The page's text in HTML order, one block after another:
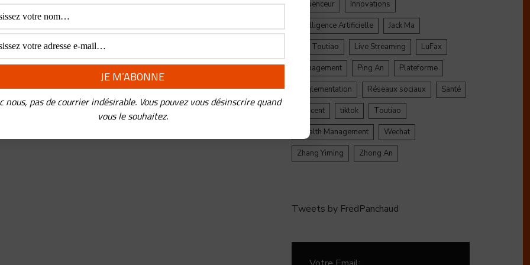
Influenceur
Innovations
Intelligence Artificielle
Jack Ma
Jinri Toutiao
Live Streaming
LuFax
Management
Ping An
Plateforme
Réglementation
Réseaux sociaux
Santé
Tencent
tiktok
Toutiao
Wealth Management
Wechat
Zhang Yiming
Zhong An
Tweets by FredPanchaud
nous, pas de courrier indésirable. Vous pouvez vous désinscrire quand
vous le souhaitez.